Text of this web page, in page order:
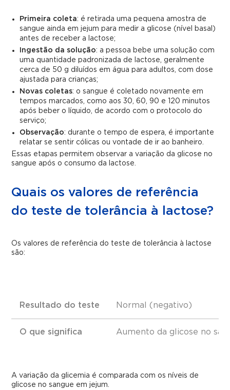
Primeira coleta: é retirada uma pequena amostra de
sangue ainda em jejum para medir a glicose (nível basal)
antes de receber a lactose;
Ingestão da solução: a pessoa bebe uma solução com
uma quantidade padronizada de lactose, geralmente
cerca de 50 g diluídos em água para adultos, com dose
ajustada para crianças;
Novas coletas: o sangue é coletado novamente em
tempos marcados, como aos 30, 60, 90 e 120 minutos
após beber o líquido, de acordo com o protocolo do
serviço;
Observação: durante o tempo de espera, é importante
relatar se sentir cólicas ou vontade de ir ao banheiro.
Essas etapas permitem observar a variação da glicose no
sangue após o consumo da lactose.
Quais os valores de referência
do teste de tolerância à lactose?
Os valores de referência do teste de tolerância à lactose
são:
Resultado do teste
O que significa
Normal (negativo)
Aumento da glicose no
A variação da glicemia é comparada com os níveis de
glicose no sangue em jejum.